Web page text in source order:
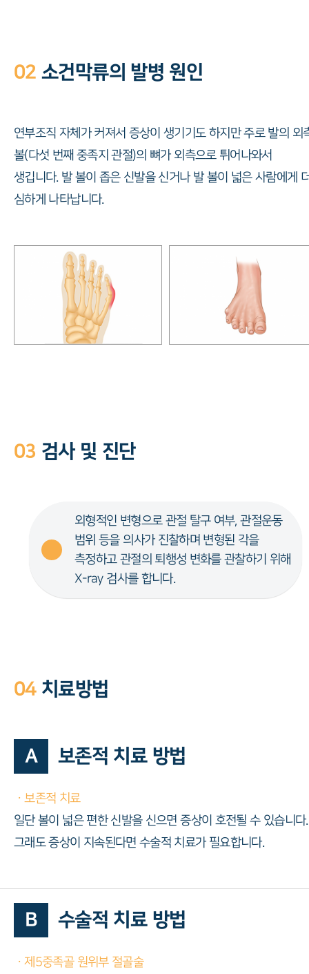
02 소건막류의 발병 원인
연부조직 자체가 커져서 증상이 생기기도 하지만 주로 발의 외
볼(다섯 번째 중족지 관절)의 뼈가 외측으로 튀어나와서
생깁니다. 발 볼이 좁은 신발을 신거나 발 볼이 넓은 사람에게
심하게 나타납니다.
03 검사 및 진단
외형적인 변형으로 관절 탈구 여부, 관절운동
범위 등을 의사가 진찰하며 변형된 각을
측정하고 관절의 퇴행성 변화를 관찰하기 위해
X-ray 검사를 합니다.
04치료방법
A 보존적 치료 방법
ㆍ보존적 치료
일단 볼이 넓은 편한 신발을 신으면 증상이 호전될 수 있습니다.
그래도 증상이 지속된다면 수술적 치료가 필요합니다.
B 수술적 치료 방법
ㆍ제5중족골 원위부 절골술